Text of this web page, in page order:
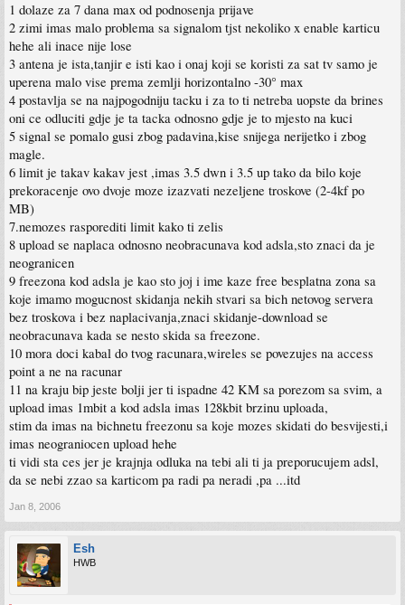
1 dolaze za 7 dana max od podnosenja prijave
2 zimi imas malo problema sa signalom tjst nekoliko x enable karticu
hehe ali inace nije lose
3 antena je ista,tanjir e isti kao i onaj koji se koristi za sat tv samo je
uperena malo vise prema zemlji horizontalno -30° max
4 postavlja se na najpogodniju tacku i za to ti netreba uopste da brines
oni ce odluciti gdje je ta tacka odnosno gdje je to mjesto na kuci
5 signal se pomalo gusi zbog padavina,kise snijega nerijetko i zbog
magle.
6 limit je takav kakav jest ,imas 3.5 dwn i 3.5 up tako da bilo koje
prekoracenje ovo dvoje moze izazvati nezeljene troskove (2-4kf po
MB)
7.nemozes rasporediti limit kako ti zelis
8 upload se naplaca odnosno neobracunava kod adsla,sto znaci da je
neogranicen
9 freezona kod adsla je kao sto joj i ime kaze free besplatna zona sa
koje imamo mogucnost skidanja nekih stvari sa bich netovog servera
bez troskova i bez naplacivanja,znaci skidanje-download se
neobracunava kada se nesto skida sa freezone.
10 mora doci kabal do tvog racunara,wireles se povezujes na access
point a ne na racunar
11 na kraju bip jeste bolji jer ti ispadne 42 KM sa porezom sa svim, a
upload imas 1mbit a kod adsla imas 128kbit brzinu uploada,
stim da imas na bichnetu freezonu sa koje mozes skidati do besvijesti,i
imas neograniocen upload hehe
ti vidi sta ces jer je krajnja odluka na tebi ali ti ja preporucujem adsl,
da se nebi zzao sa karticom pa radi pa neradi ,pa ...itd
Jan 8, 2006
Esh
HWB